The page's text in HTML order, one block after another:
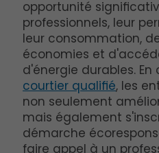
opportunité
professionnels, leur
leur consommation,
économies et
d'énergie durables.
courtier qualifié, les
non seulement
mais également
démarche
faire appel à un